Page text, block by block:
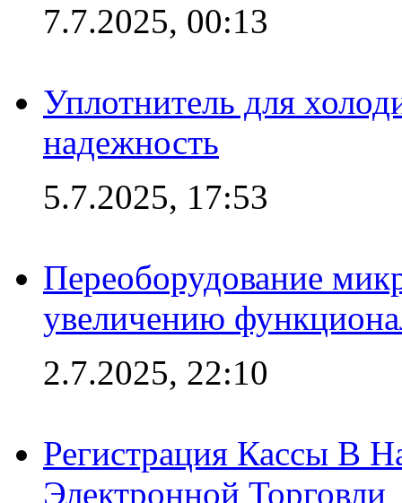
7.7.2025, 00:13
Уплотнитель для
надежность
5.7.2025, 17:53
Переоборудование
увеличению
2.7.2025, 22:10
Регистрация Кассы В
Электронной Торговли